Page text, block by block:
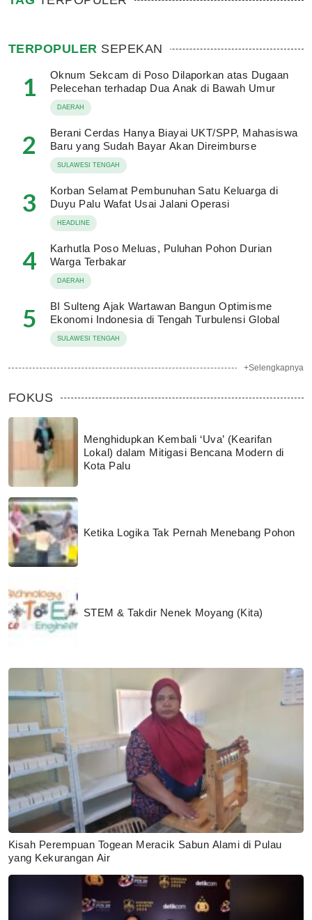
TERPOPULER SEPEKAN
1
Oknum Sekcam di Poso Dilaporkan atas Dugaan
Pelecehan terhadap Dua Anak di Bawah Umur
DAERAH
2
Berani Cerdas Hanya Biayai UKT/SPP, Mahasiswa
Baru yang Sudah Bayar Akan Direimburse
SULAWESI TENGAH
3
Korban Selamat Pembunuhan Satu Keluarga di
Duyu Palu Wafat Usai Jalani Operasi
HEADLINE
4
Karhutla Poso Meluas, Puluhan Pohon Durian
Warga Terbakar
DAERAH
5
BI Sulteng Ajak Wartawan Bangun Optimisme
Ekonomi Indonesia di Tengah Turbulensi Global
SULAWESI TENGAH
+Selengkapnya
FOKUS
Menghidupkan Kembali ‘Uva’ (Kearifan
Lokal) dalam Mitigasi Bencana Modern di
Kota Palu
Ketika Logika Tak Pernah Menebang Pohon
STEM & Takdir Nenek Moyang (Kita)
Kisah Perempuan Togean Meracik Sabun Alami di Pulau
yang Kekurangan Air